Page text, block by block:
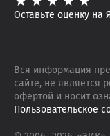
Оставьте оценку на
Вся информация
сайте, не является
офертой и носит
Пользовательское